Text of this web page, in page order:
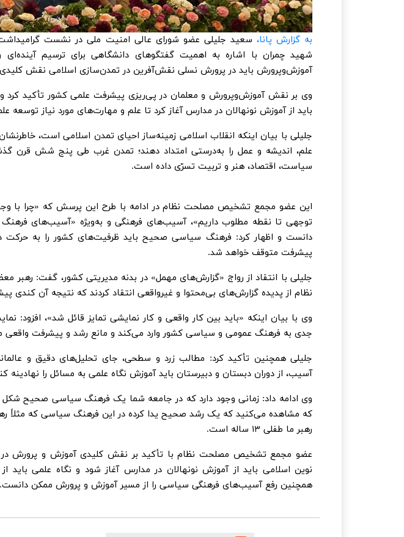
به گزارش پانا، سعید جلیلی عضو شورای عالی امنیت ملی در نشست
شهید چمران با اشاره به اهمیت گفتگوهای دانشگاهی برای ترسیم
آموزش‌وپرورش باید در پرورش نسلی نقش‌آفرین در تمدن‌سازی اسلامی نقش کلیدی
وی بر نقش آموزش‌وپرورش و معلمان در پی‌ریزی پیشرفت علمی کشور تأکید کرد
باید از آموزش نونهالان در مدارس آغاز کرد تا علم و مهارت‌های مورد نیاز توسعه
جلیلی با بیان اینکه انقلاب اسلامی زمینه‌ساز احیای تمدن اسلامی است،
علم، اندیشه و عمل را به‌درستی امتداد دهند؛ تمدن غرب طی پنج شش قرن
سیاست، اقتصاد، هنر و تربیت تسرّی داده است.
این عضو مجمع تشخیص مصلحت نظام در ادامه با طرح این پرسش که «چرا با
توجهی تا نقطه مطلوب داریم»، آسیب‌های فرهنگی و به‌ویژه «آسیب‌های
دانست و اظهار کرد: فرهنگ سیاسی صحیح باید ظرفیت‌های کشور را به حرکت
پیشرفت متوقف خواهد شد.
جلیلی با انتقاد از رواج «گزارش‌های مهمل» در بدنه مدیریتی کشور، گفت: رهبر معظم
نظام از پدیده گزارش‌های بی‌محتوا و غیرواقعی انتقاد کردند که نتیجه آن کندی
وی با بیان اینکه «باید بین کار واقعی و کار نمایشی تمایز قائل شد»، افزود:
جدی به فرهنگ عمومی و سیاسی کشور وارد می‌کند و مانع رشد و پیشرفت واقعی
جلیلی همچنین تأکید کرد: مطالب زرد و سطحی، جای تحلیل‌های دقیق و
آسیب، از دوران دبستان و دبیرستان باید آموزش نگاه علمی به مسائل را نهادینه
که مشاهده می‌کنید که یک رشد صحیح یدا کرده در این فرهنگ سیاسی که مثلاً
رهبر ما طفلی ۱۳ ساله است.
عضو مجمع تشخیص مصلحت نظام با تأکید بر نقش کلیدی آموزش و پرورش
نوین اسلامی باید از آموزش نونهالان در مدارس آغاز شود و نگاه علمی باید
همچنین رفع آسیب‌های فرهنگی سیاسی را از مسیر آموزش و پرورش ممکن دانست.